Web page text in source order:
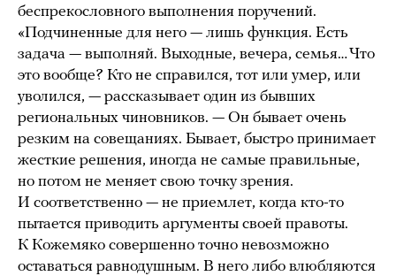
беспрекословного выполнения поручений.
«Подчиненные для него — лишь функция. Есть
задача — выполняй. Выходные, вечера, семья… Что
это вообще? Кто не справился, тот или умер, или
уволился, — рассказывает один из бывших
региональных чиновников. — Он бывает очень
резким на совещаниях. Бывает, быстро принимает
жесткие решения, иногда не самые правильные,
но потом не меняет свою точку зрения.
И соответственно — не приемлет, когда кто-то
пытается приводить аргументы своей правоты.
К Кожемяко совершенно точно невозможно
оставаться равнодушным. В него либо влюбляются